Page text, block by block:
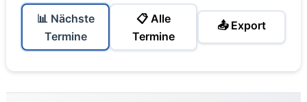
📊 Nächste
Termine
📋 Alle
Termine
📤 Export